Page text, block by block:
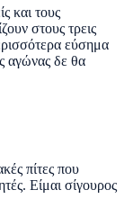
και τους
στους τρεις
εύσημα
αγώνας δε θα
πίτες που
Είμαι σίγουρος